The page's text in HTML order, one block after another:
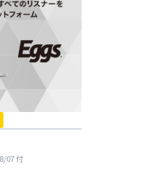
07付